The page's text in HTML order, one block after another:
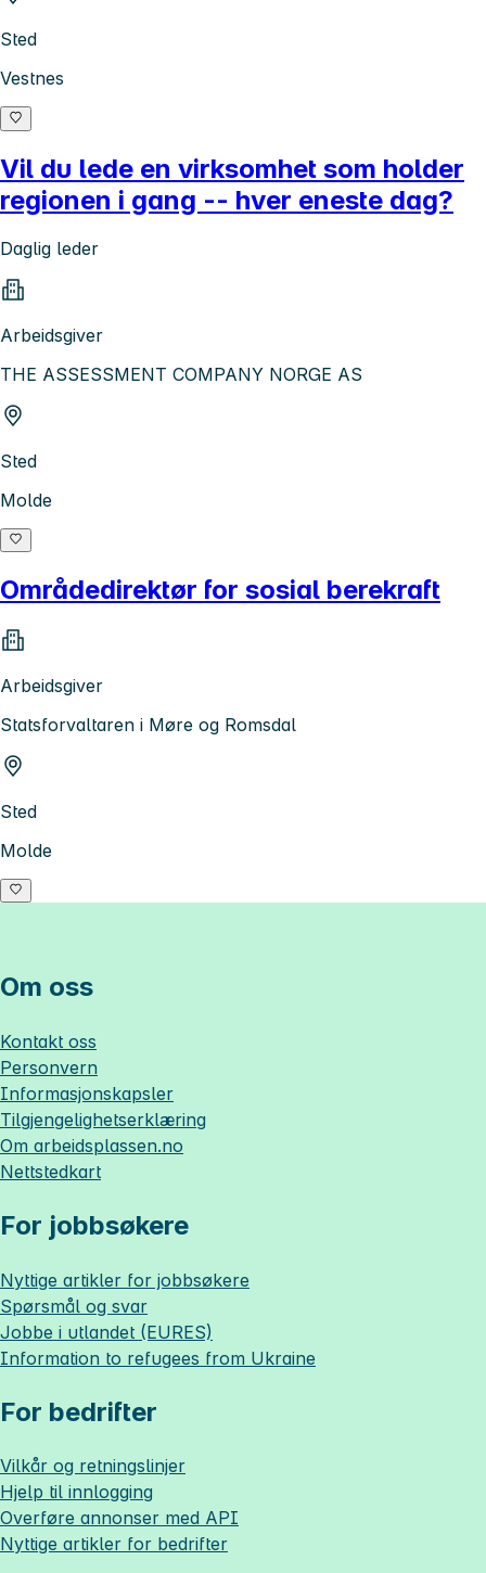
Sted
Vestnes
Vil du lede en virksomhet som holder
regionen i gang -- hver eneste dag?
Daglig leder
Arbeidsgiver
THE ASSESSMENT COMPANY NORGE AS
Sted
Molde
Områdedirektør for sosial berekraft
Arbeidsgiver
Statsforvaltaren i Møre og Romsdal
Sted
Molde
Om oss
Kontakt oss
Personvern
Informasjonskapsler
Tilgjengelighetserklæring
Om arbeidsplassen.no
Nettstedkart
For jobbsøkere
Nyttige artikler for jobbsøkere
Spørsmål og svar
Jobbe i utlandet (EURES)
Information to refugees from Ukraine
For bedrifter
Vilkår og retningslinjer
Hjelp til innlogging
Overføre annonser med API
Nyttige artikler for bedrifter